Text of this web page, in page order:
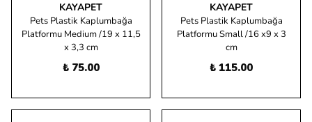
KAYAPET
Pets Plastik Kaplumbağa
Platformu Medium /19 x 11,5
x 3,3 cm
₺ 75.00
KAYAPET
Pets Plastik Kaplumbağa
Platformu Small /16 x9 x 3
cm
₺ 115.00